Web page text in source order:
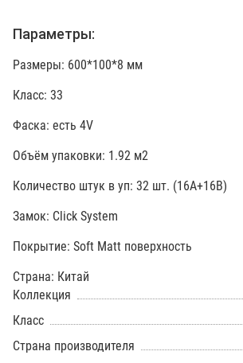
Параметры:
Размеры: 600*100*8 мм
Класс: 33
Фаска: есть 4V
Объём упаковки: 1.92 м2
Количество штук в уп: 32 шт. (16A+16B)
Замок: Click System
Покрытие: Soft Matt поверхность
Страна: Китай
Коллекция
Класс
Страна производителя